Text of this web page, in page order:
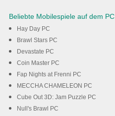
Beliebte Mobilespiele auf dem PC
Hay Day PC
Brawl Stars PC
Devastate PC
Coin Master PC
Fap Nights at Frenni PC
MECCHA CHAMELEON PC
Cube Out 3D: Jam Puzzle PC
Null's Brawl PC